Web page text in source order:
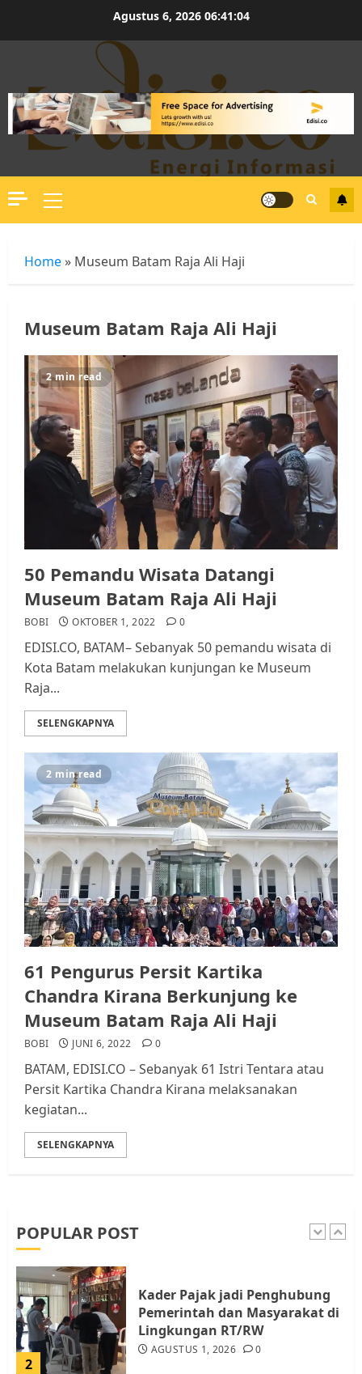
Agustus 6, 2026 06:41:04
Primary
Menu
Home » Museum Batam Raja Ali Haji
Museum Batam Raja Ali Haji
2 min read
50 Pemandu Wisata Datangi
Museum Batam Raja Ali Haji
BOBI OKTOBER 1, 2022 0
EDISI.CO, BATAM– Sebanyak 50 pemandu wisata di
Kota Batam melakukan kunjungan ke Museum
Raja...
SELENGKAPNYA
2 min read
61 Pengurus Persit Kartika
Chandra Kirana Berkunjung ke
Museum Batam Raja Ali Haji
BOBI JUNI 6, 2022 0
BATAM, EDISI.CO – Sebanyak 61 Istri Tentara atau
Persit Kartika Chandra Kirana melaksanakan
kegiatan...
SELENGKAPNYA
POPULAR POST
3
Datangi Pemko Batam, Warga
Rempang Protes Lahan Mereka
Diambil untuk Sekolah Rakyat
JULI 21, 2026 0
Warga Rempang Ajukan
Audiensi dengan Wali Kota
Batam, Soroti Aktivitas yang
Resahkan Warga
5
Tim Advokasi Desak BP Batam
Berhenti Merampas Tanah
Warga Rempang
JULI 15, 2026 0
1
2
Kader Pajak jadi Penghubung
Pemerintah dan Masyarakat di
Lingkungan RT/RW
AGUSTUS 1, 2026 0